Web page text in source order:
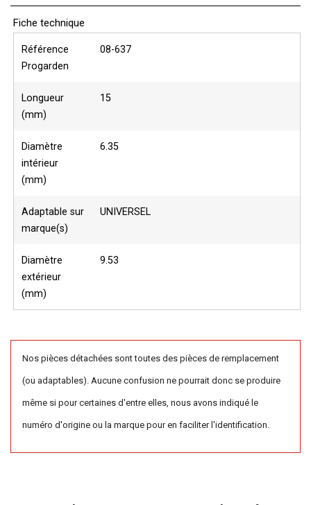
Fiche technique
Référence
Progarden
08-637
Longueur
(mm)
15
Diamètre
intérieur
(mm)
6.35
Adaptable sur
marque(s)
UNIVERSEL
Diamètre
extérieur
(mm)
9.53
Nos pièces détachées sont toutes des pièces de remplacement
(ou adaptables). Aucune confusion ne pourrait donc se produire
même si pour certaines d'entre elles, nous avons indiqué le
numéro d'origine ou la marque pour en faciliter l'identification.